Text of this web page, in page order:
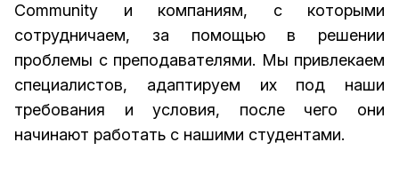
Community и компаниям, с которыми
сотрудничаем, за помощью в решении
проблемы с преподавателями. Мы привлекаем
специалистов, адаптируем их под наши
требования и условия, после чего они
начинают работать с нашими студентами.